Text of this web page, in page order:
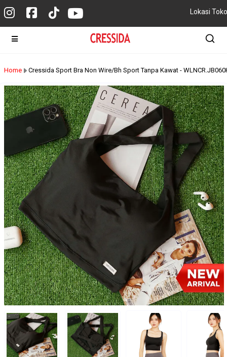
Lokasi Toko
Home Cressida Sport Bra Non Wire/Bh Sport Tanpa Kawat -